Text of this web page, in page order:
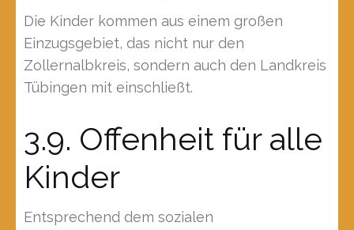
Die Kinder kommen aus einem großen
Einzugsgebiet, das nicht nur den
Zollernalbkreis, sondern auch den Landkreis
Tübingen mit einschließt.
3.9. Offenheit für alle
Kinder
Entsprechend dem sozialen